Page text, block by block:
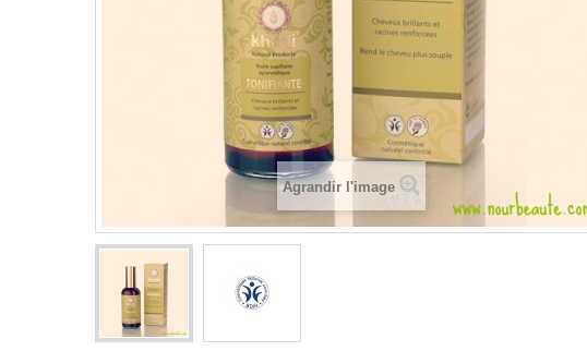
Agrandir l'image